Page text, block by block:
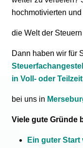
hochmotivierten
die Welt der
Dann haben wir für
in Voll- oder Teilzeit
bei uns in
Viele gute Gründe
Ein guter